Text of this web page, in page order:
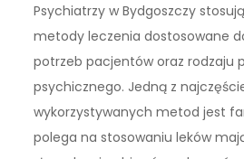
Psychiatrzy w Bydgoszczy
metody leczenia dostosowane
potrzeb pacjentów oraz rodzaju
psychicznego. Jedną z
wykorzystywanych metod jest
polega na stosowaniu leków